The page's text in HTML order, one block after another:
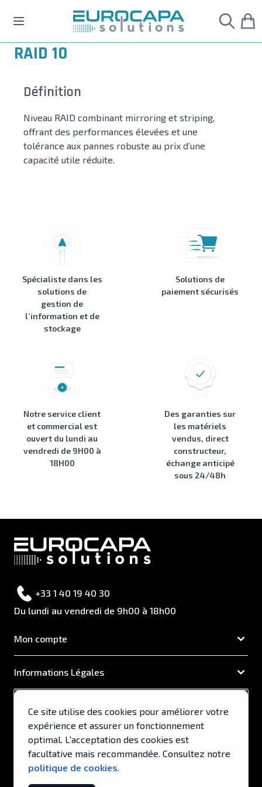
RAID 10
Définition
Niveau RAID combinant mirroring et striping,
offrant des performances élevées et une
tolérance aux pannes robuste au prix d’une
capacité utile réduite.
Spécialiste dans les
solutions de
gestion de
l’information et de
stockage
Solutions de
paiement sécurisés
Notre service client
et commercial est
ouvert du lundi au
vendredi de 9H00 à
18H00
Des garanties sur
les matériels
vendus, direct
constructeur,
échange anticipé
sous 24/48h
+33 1 40 19 40 30
Du lundi au vendredi de 9h00 à 18h00
Mon compte
Informations Légales
Support & Services
Ce site utilise des cookies pour améliorer votre
expérience et assurer un fonctionnement
optimal. L'acceptation des cookies est
facultative mais recommandée. Consultez notre
politique de cookies.